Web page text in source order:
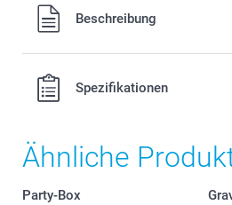
3,00/Stück
Weiss
Rosa
Luxuriöses Organzaband mit
Band)
Alle Preise verstehen sich in
Versandkosten.Beschreibung
Spezifikationen
Ähnliche
Party-Box